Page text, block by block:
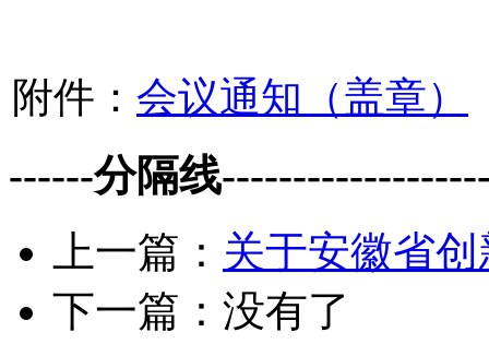
附件： 会议通知（盖章）
------分隔线
上一篇： 关于安徽省
下一篇：没有了